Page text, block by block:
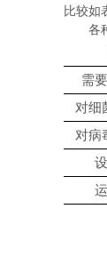
比较如
各种
需
对细
对病